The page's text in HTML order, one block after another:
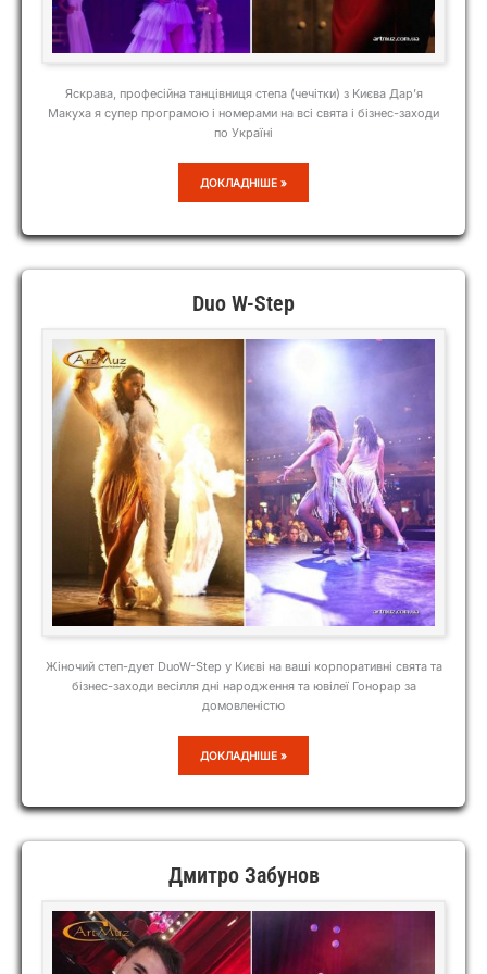
Яскрава, професійна танцівниця степа (чечітки) з Києва Дар’я
Макуха я супер програмою і номерами на всі свята і бізнес-заходи
по Україні
ДАРИНА
ДОКЛАДНІШЕ »
Duo W-Step
Жіночий степ-дует DuoW-Step у Києві на ваші корпоративні свята та
бізнес-заходи весілля дні народження та ювілеї Гонорар за
домовленістю
DUO
ДОКЛАДНІШЕ »
Дмитро Забунов